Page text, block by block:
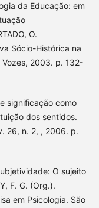
da Educação: em
O.
Sócio-Histórica na
Vozes, 2003. p. 132-
significação como
dos sentidos.
26, n. 2, , 2006. p.
O sujeito
F. G. (Org.).
em Psicologia. São